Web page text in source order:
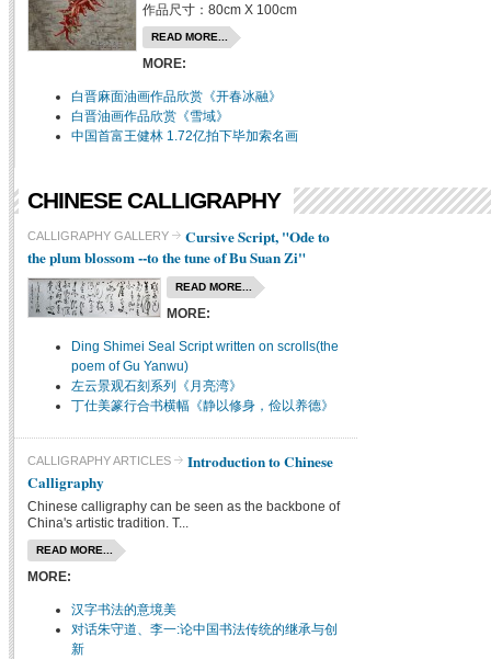
作品尺寸：80cm X 100cm
READ MORE...
MORE:
白晋麻面油画作品欣赏《开春冰融》
白晋油画作品欣赏《雪域》
中国首富王健林 1.72亿拍下毕加索名画
CHINESE CALLIGRAPHY
CALLIGRAPHY GALLERY
Cursive Script, "Ode to
the plum blossom --to the tune of Bu Suan Zi"
READ MORE...
MORE:
Ding Shimei Seal Script written on scrolls(the
poem of Gu Yanwu)
左云景观石刻系列《月亮湾》
丁仕美篆行合书横幅《静以修身，俭以养德》
CALLIGRAPHY ARTICLES
Introduction to Chinese
Calligraphy
Chinese calligraphy can be seen as the backbone of
China's artistic tradition. T...
READ MORE...
MORE:
汉字书法的意境美
对话朱守道、李一:论中国书法传统的继承与创
新